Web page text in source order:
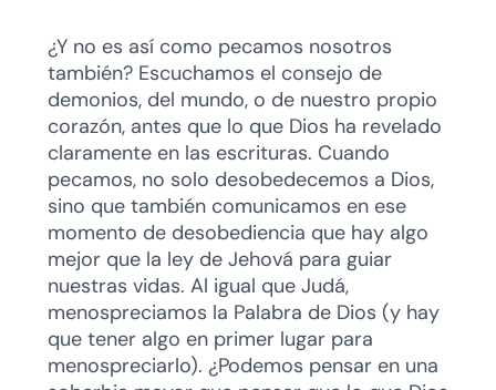
¿Y no es así como pecamos nosotros
también? Escuchamos el consejo de
demonios, del mundo, o de nuestro propio
corazón, antes que lo que Dios ha revelado
claramente en las escrituras. Cuando
pecamos, no solo desobedecemos a Dios,
sino que también comunicamos en ese
momento de desobediencia que hay algo
mejor que la ley de Jehová para guiar
nuestras vidas. Al igual que Judá,
menospreciamos la Palabra de Dios (y hay
que tener algo en primer lugar para
menospreciarlo). ¿Podemos pensar en una